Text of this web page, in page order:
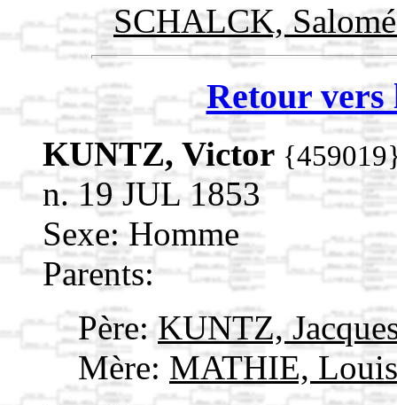
SCHALCK,
Retour vers
KUNTZ, Victor
n. 19 JUL 1853
Sexe: Homme
Parents:
Père:KUNTZ,
Mère: MATHIE,